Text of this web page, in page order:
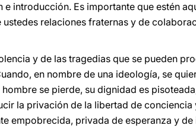
introducción. Es importante que estén
relaciones fraternas y de
y de las tragedias que se pueden
en nombre de una ideología, se
se pierde, su dignidad es
la privación de la libertad de
empobrecida, privada de esperanza y de